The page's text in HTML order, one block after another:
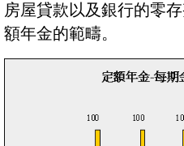
房屋貸款以及銀行的零
額年金的範疇。